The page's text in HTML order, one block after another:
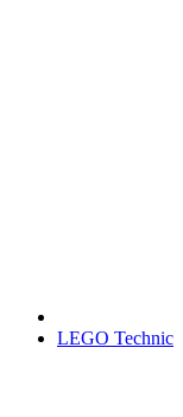
LEGO Technic